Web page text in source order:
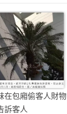
在包廂偷客人財物
訴客人